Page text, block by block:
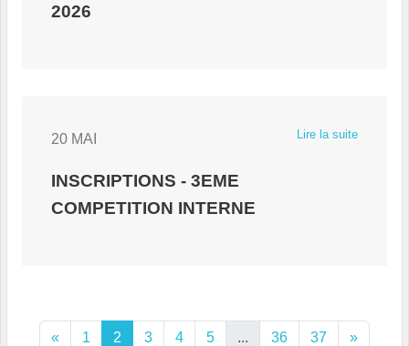
2026
Lire la suite
20 MAI
INSCRIPTIONS - 3EME
COMPETITION INTERNE
« 1 2 3 4 5 ... 36 37 »